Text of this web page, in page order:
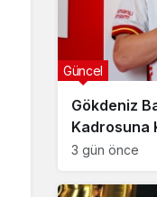
Gökdeniz
Kadrosuna
3 gün önce
Güncel